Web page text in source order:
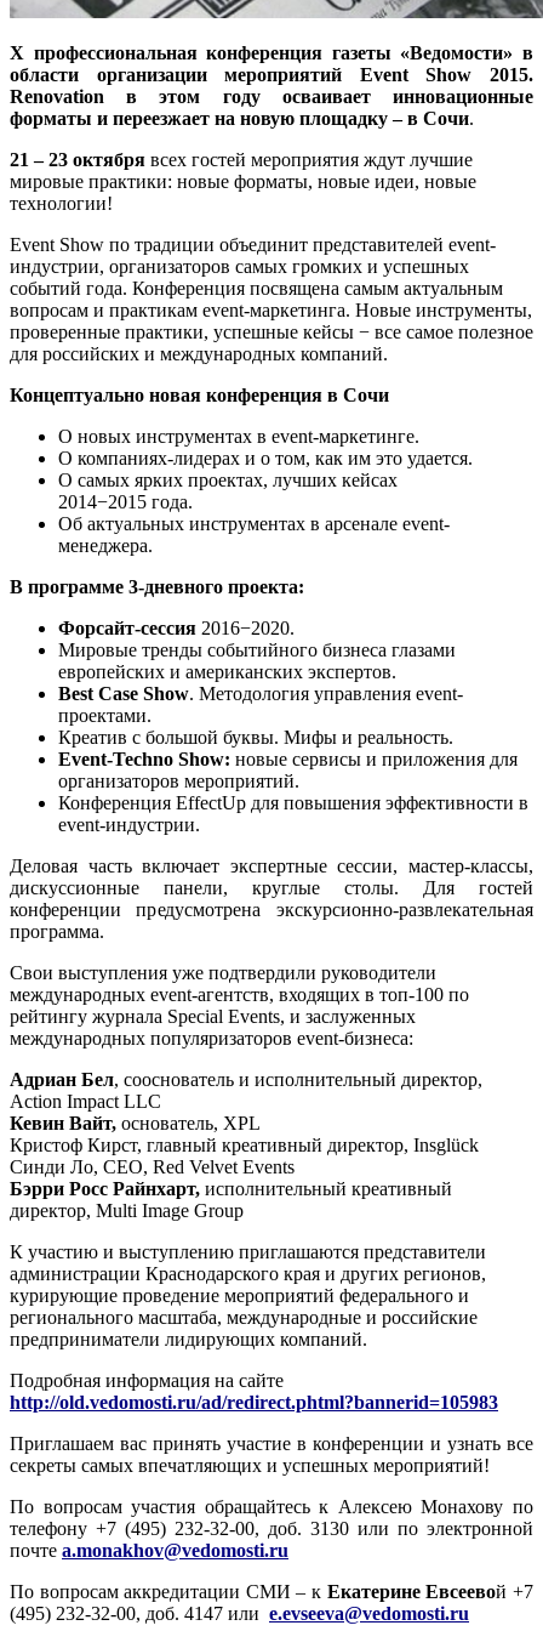
Х профессиональная конференция газеты «Ведомости» в
области организации мероприятий Event Show 2015.
Renovation в этом году осваивает инновационные
форматы и переезжает на новую площадку – в Сочи.
21 – 23 октября всех гостей мероприятия ждут лучшие
мировые практики: новые форматы, новые идеи, новые
технологии!
Event Show по традиции объединит представителей event-
индустрии, организаторов самых громких и успешных
событий года. Конференция посвящена самым актуальным
вопросам и практикам event-маркетинга. Новые инструменты,
проверенные практики, успешные кейсы − все самое полезное
для российских и международных компаний.
Концептуально новая конференция в Сочи
О новых инструментах в event-маркетинге.
О компаниях-лидерах и о том, как им это удается.
О самых ярких проектах, лучших кейсах
2014−2015 года.
Об актуальных инструментах в арсенале event-
менеджера.
В программе 3-дневного проекта:
Форсайт-сессия 2016−2020.
Мировые тренды событийного бизнеса глазами
европейских и американских экспертов.
Best Case Show. Методология управления event-
проектами.
Креатив с большой буквы. Мифы и реальность.
Event-Techno Show: новые сервисы и приложения для
организаторов мероприятий.
Конференция EffectUp для повышения эффективности в
event-индустрии.
Деловая часть включает экспертные сессии, мастер-классы,
дискуссионные панели, круглые столы. Для гостей
конференции предусмотрена экскурсионно-развлекательная
программа.
Свои выступления уже подтвердили руководители
международных event-агентств, входящих в топ-100 по
рейтингу журнала Special Events, и заслуженных
международных популяризаторов event-бизнеса:
Адриан Бел, сооснователь и исполнительный директор,
Action Impact LLC
Кевин Вайт, основатель, XPL
Кристоф Кирст, главный креативный директор, Insglück
Синди Ло, CEO, Red Velvet Events
Бэрри Росс Райнхарт, исполнительный креативный
директор, Multi Image Group
К участию и выступлению приглашаются представители
администрации Краснодарского края и других регионов,
курирующие проведение мероприятий федерального и
регионального масштаба, международные и российские
предприниматели лидирующих компаний.
Подробная информация на сайте
http://old.vedomosti.ru/ad/redirect.phtml?bannerid=105983
Приглашаем вас принять участие в конференции и узнать все
секреты самых впечатляющих и успешных мероприятий!
По вопросам участия обращайтесь к Алексею Монахову по
телефону +7 (495) 232-32-00, доб. 3130 или по электронной
почте a.monakhov@vedomosti.ru
По вопросам аккредитации СМИ – к Екатерине Евсеевой +7
(495) 232-32-00, доб. 4147 или e.evseeva@vedomosti.ru